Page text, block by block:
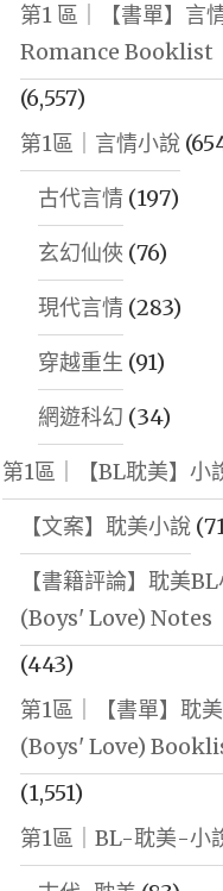
第1 區｜【書單】言
Romance Booklist
(6,557)
第1區｜言情小說
古代言情(197)
玄幻仙俠 (76)
現代言情(283)
穿越重生 (91)
網遊科幻 (34)
第1區｜【BL耽美】小
【文案】耽美小說
【書籍評論】耽美
(Boys' Love) Notes
(443)
第1區｜【書單】耽
(Boys' Love)
(1,551)
第1區｜BL-耽美-小